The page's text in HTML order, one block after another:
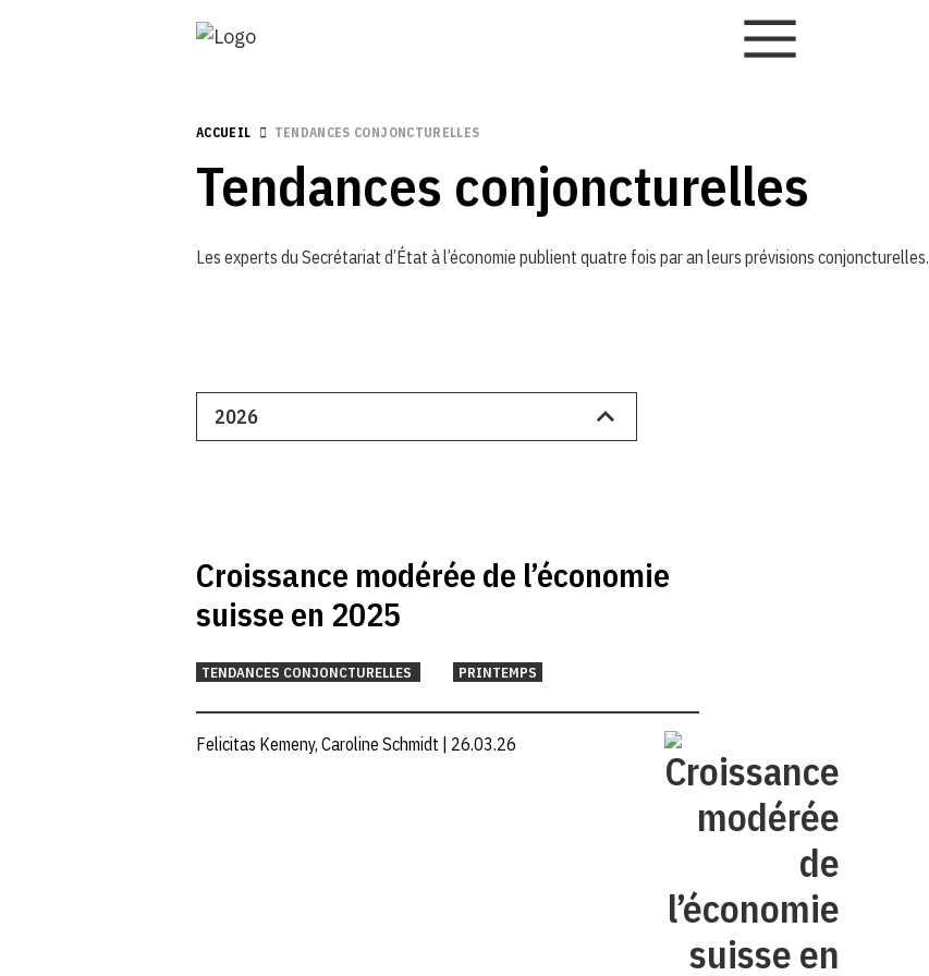
ACCUEIL TENDANCES CONJONCTURELLES
Tendances conjoncturelles
Les experts du Secrétariat d’État à l’économie publient quatre fois par an leurs prévisions conjoncturelles.
Croissance modérée de l’économie
suisse en 2025
TENDANCES CONJONCTURELLES PRINTEMPS
Felicitas Kemeny, Caroline Schmidt | 26.03.26